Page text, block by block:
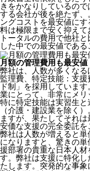
きをかなりしているの
する会社が後を絶たず
ングコストを最安値に
料は極限まで安く抑えて
トータルの費用で他社
した中での最安値である
月額の管理費用も最安値
弊社は、
人数が多くなる
監理費、特定技能：支
ド制」を採用 していま
業にとって、非常にメリ
特に特定技能は実習生
（介護・建設業を除く
ますが、果たしてそれ
安価な支援の完全委託を
弊社は人数が増えると
になりますと、驚きの
援部署の貴重な日本人
す。弊社は支援に特化
たします。突発的な事